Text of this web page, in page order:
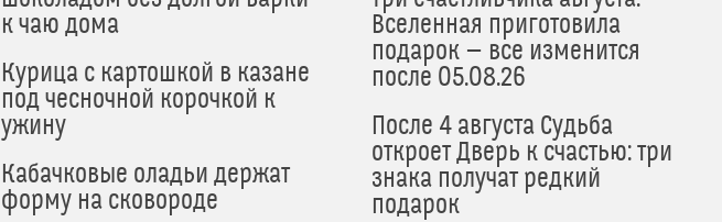
к чаю дома
Курица с картошкой в казане
под чесночной корочкой к
ужину
Кабачковые оладьи держат
форму на сковороде
Вселенная приготовила
подарок — все изменится
после 05.08.26
После 4 августа Судьба
откроет Дверь к счастью: три
знака получат редкий
подарок